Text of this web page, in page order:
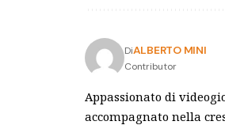
DiALBERTO MINI
Contributor
Appassionato di
accompagnato nella